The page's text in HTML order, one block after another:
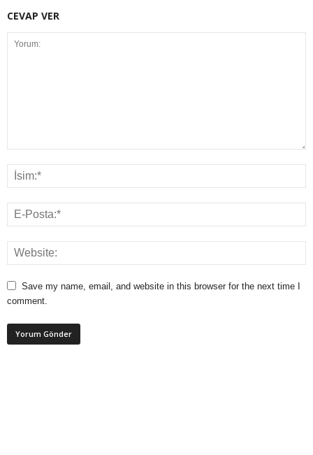
CEVAP VER
Save my name, email, and website in this browser for the next time I
comment.